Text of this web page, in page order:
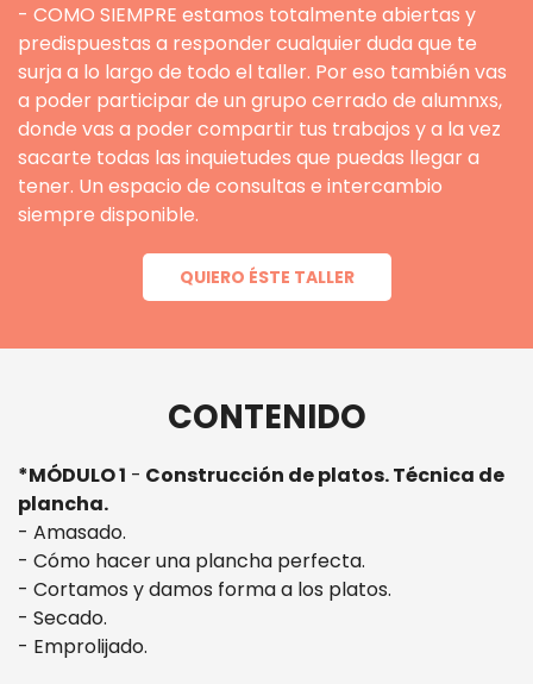
- COMO SIEMPRE estamos totalmente abiertas y
predispuestas a responder cualquier duda que te
surja a lo largo de todo el taller. Por eso también vas
a poder participar de un grupo cerrado de alumnxs,
donde vas a poder compartir tus trabajos y a la vez
sacarte todas las inquietudes que puedas llegar a
tener. Un espacio de consultas e intercambio
siempre disponible.
QUIERO ÉSTE TALLER
CONTENIDO
*MÓDULO 1 - Construcción de platos. Técnica de
plancha.
- Amasado.
- Cómo hacer una plancha perfecta.
- Cortamos y damos forma a los platos.
- Secado.
- Emprolijado.